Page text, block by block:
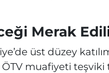
Merak
üst düzey
muafiyeti teşviki